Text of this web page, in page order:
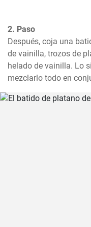
2. Paso
Después, coja una
de vainilla, trozos de
helado de vainilla. Lo
mezclarlo todo en